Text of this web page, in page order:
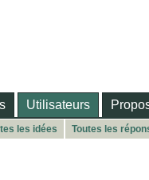
Utilisateurs
les idées Toutes les